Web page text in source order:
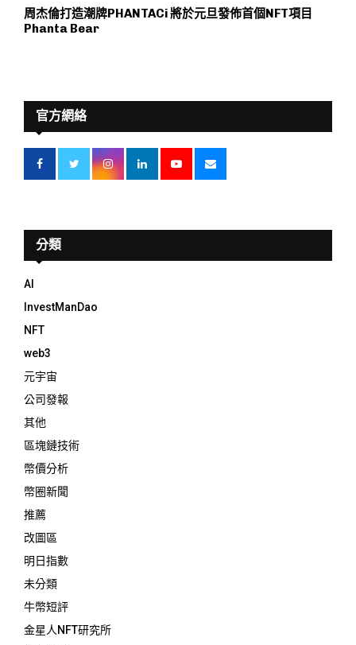
周杰倫打造潮牌PHANTACi 將於元旦發佈首個NFT項目
Phanta Bear
官方網絡
分類
AI
InvestManDao
NFT
web3
元宇宙
公司發報
其他
區塊鏈技術
幣價分析
幣圈新聞
推薦
改圖區
明日指數
未分類
牛幣短評
金星人NFT研究所